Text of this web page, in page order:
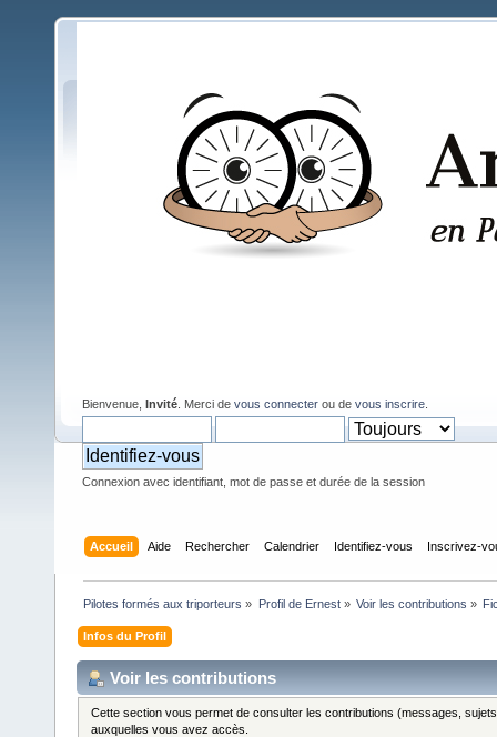
Bienvenue, Invité . Merci de vous connecter ou de vous inscrire
Connexion avec identifiant, mot de passe et durée de la session
Accueil Aide Rechercher Calendrier Identifiez-vous Inscrivez-
Pilotes formés aux triporteurs » Profil de Ernest» Voir les contributions »
Infos du Profil
Voir les contributions
Cette section vous permet de consulter les contributions (messages,
auxquelles vous avez accès.